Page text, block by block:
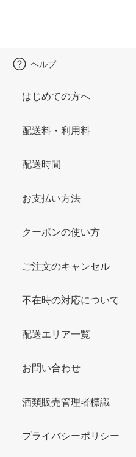
ヘルプ
はじめての方へ
配送料・利用料
配送時間
お支払い方法
クーポンの使い方
ご注文のキャンセル
不在時の対応について
配送エリア一覧
お問い合わせ
酒類販売管理者標識
プライバシーポリシー